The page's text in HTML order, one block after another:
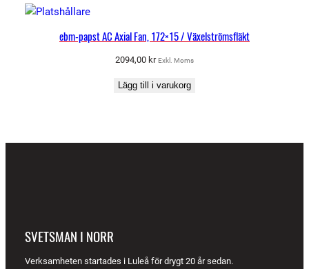
ebm-papst AC Axial Fan, 172×15 / Växelströmsfläkt
2094,00 kr Exkl. Moms
Lägg till i varukorg
SVETSMAN I NORR
Verksamheten startades i Luleå för drygt 20 år sedan.